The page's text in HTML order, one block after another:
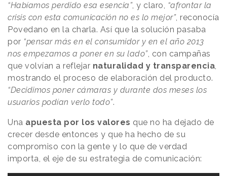
“Habíamos perdido esa esencia”, y claro, “afrontar la
crisis con esta comunicación no es lo mejor”, reconocía
Povedano en la charla. Así que la solución pasaba
por “pensar más en el consumidor y en el año 2013
nos empezamos a poner en su lado”, con campañas
que volvían a reflejar naturalidad y transparencia,
mostrando el proceso de elaboración del producto.
“Decidimos poner cámaras y durante dos meses los
usuarios podían verlo todo”.
Una apuesta por los valores que no ha dejado de
crecer desde entonces y que ha hecho de su
compromiso con la gente y lo que de verdad
importa, el eje de su estrategia de comunicación: